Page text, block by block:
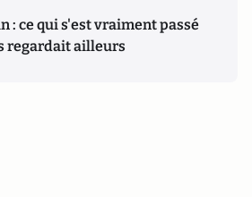
: ce qui s'est vraiment passé
regardait ailleurs